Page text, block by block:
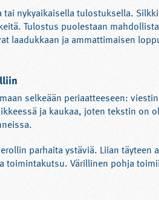
nykyaikaisella tulostuksella.
Tulostus puolestaan
laadukkaan ja ammattimaisen
selkeään periaatteeseen:
ja kaukaa, joten tekstin on
parhaita ystäviä. Liian
Värillinen pohja